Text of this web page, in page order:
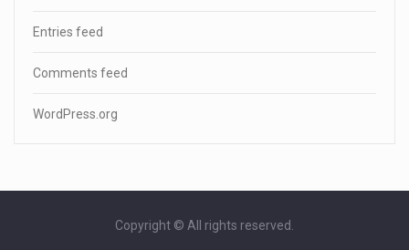
Entries feed
Comments feed
WordPress.org
Copyright © All rights reserved.